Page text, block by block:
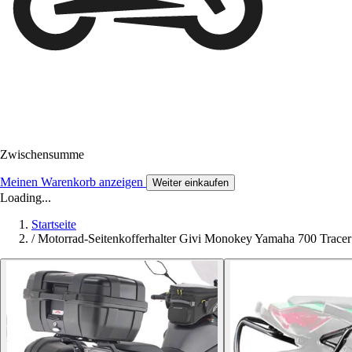
Zwischensumme
Meinen Warenkorb anzeigen Weiter einkaufen
Loading...
Startseite
/ Motorrad-Seitenkofferhalter Givi Monokey Yamaha 700